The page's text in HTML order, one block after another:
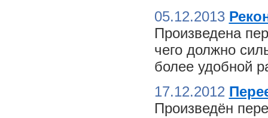
05.12.2013
Произведена
чего должно
более удобной
17.12.2012
Произведён